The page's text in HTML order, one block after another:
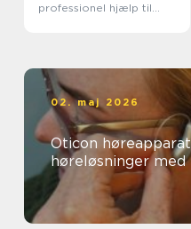
professionel hjælp til
02. maj 2026
Oticon høreapparat
høreløsninger med